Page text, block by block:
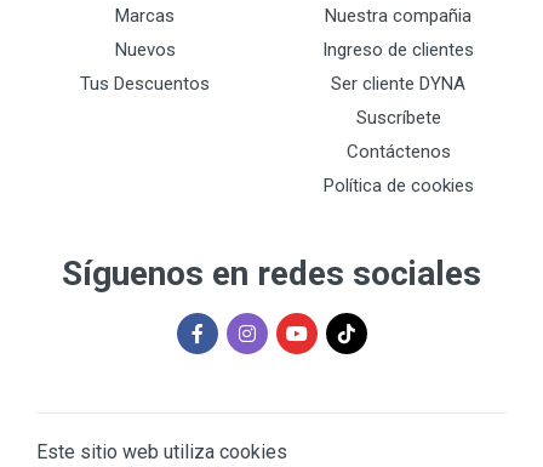
Marcas
Nuevos
Tus Descuentos
Nuestra compañia
Ingreso de clientes
Ser cliente DYNA
Suscríbete
Contáctenos
Política de cookies
Síguenos en redes sociales
Este sitio web utiliza cookies